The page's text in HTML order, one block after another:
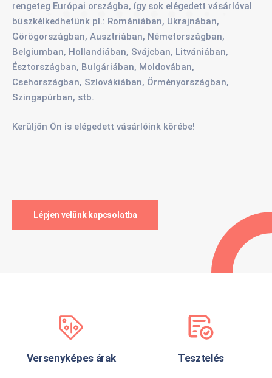
rengeteg Európai országba, így sok elégedett vásárlóval
büszkélkedhetünk pl.: Romániában, Ukrajnában,
Görögországban, Ausztriában, Németországban,
Belgiumban, Hollandiában, Svájcban, Litvániában,
Észtországban, Bulgáriában, Moldovában,
Csehországban, Szlovákiában, Örményországban,
Szingapúrban, stb.
Kerüljön Ön is elégedett vásárlóink körébe!
Lépjen velünk kapcsolatba
Versenyképes árak Tesztelés